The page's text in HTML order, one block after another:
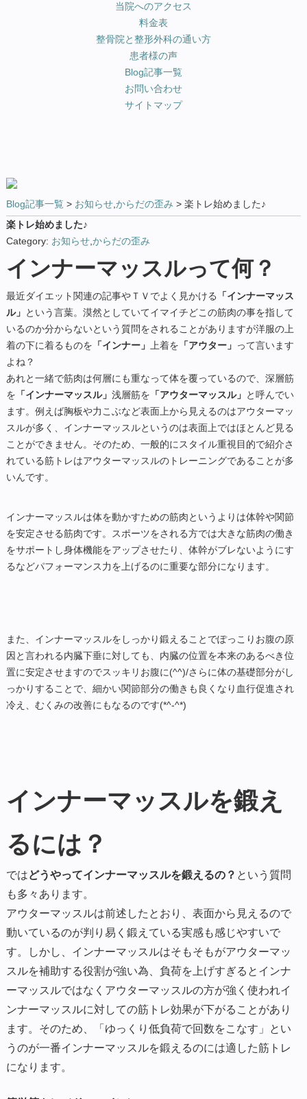
当院へのアクセス
料金表
整骨院と整形外科の通い方
患者様の声
Blog記事一覧
お問い合わせ
サイトマップ
Blog記事一覧> お知らせ, からだの歪み > 楽トレ始めました♪
楽トレ始めました♪
Category: お知らせ, からだの歪み
インナーマッスルって何？
最近ダイエット関連の記事やＴＶでよく見かける
「インナーマッス
ル」 という言葉。漠然としていてイマイチどこの筋肉の事を指して
いるのか分からないという質問をされることがありますが洋服の上
着の下に着るものを 「インナー」 上着を 「アウター」 って言います
よね？
あれと一緒で筋肉は何層にも重なって体を覆っているので、深層筋
を 「インナーマッスル」 浅層筋を 「アウターマッスル」 と呼んでい
ます。例えば胸板や力こぶなど表面上から見えるのはアウターマッ
スルが多く、インナーマッスルというのは表面上ではほとんど見る
ことができません。そのため、一般的にスタイル重視目的で紹介さ
れている筋トレはアウターマッスルのトレーニングであることが多
いんです。
インナーマッスルは体を動かすための筋肉というよりは体幹や関節
を安定させる筋肉です。スポーツをされる方では大きな筋肉の働き
をサポートし身体機能をアップさせたり、体幹がブレないようにす
るなどパフォーマンス力を上げるのに重要な部分になります。
また、インナーマッスルをしっかり鍛えることでぽっこりお腹の原
因と言われる内臓下垂に対しても、内臓の位置を本来のあるべき位
置に安定させますのでスッキリお腹に(^^)/さらに体の基礎部分がし
っかりすることで、細かい関節部分の働きも良くなり血行促進され
冷え、むくみの改善にもなるのです(*^-^*)
インナーマッスルを鍛え
るには？
ではどうやってインナーマッスルを鍛えるの？ という質問
も多々あります。
アウターマッスルは前述したとおり、表面から見えるので
動いているのが判り易く鍛えている実感も感じやすいで
す。しかし、インナーマッスルはそもそもがアウターマッ
スルを補助する役割が強い為、負荷を上げすぎるとインナ
ーマッスルではなくアウターマッスルの方が強く使われイ
ンナーマッスルに対しての筋トレ効果が下がることがあり
ます。そのため、「ゆっくり低負荷で回数をこなす」とい
うのが一番インナーマッスルを鍛えるのには適した筋トレ
になります。